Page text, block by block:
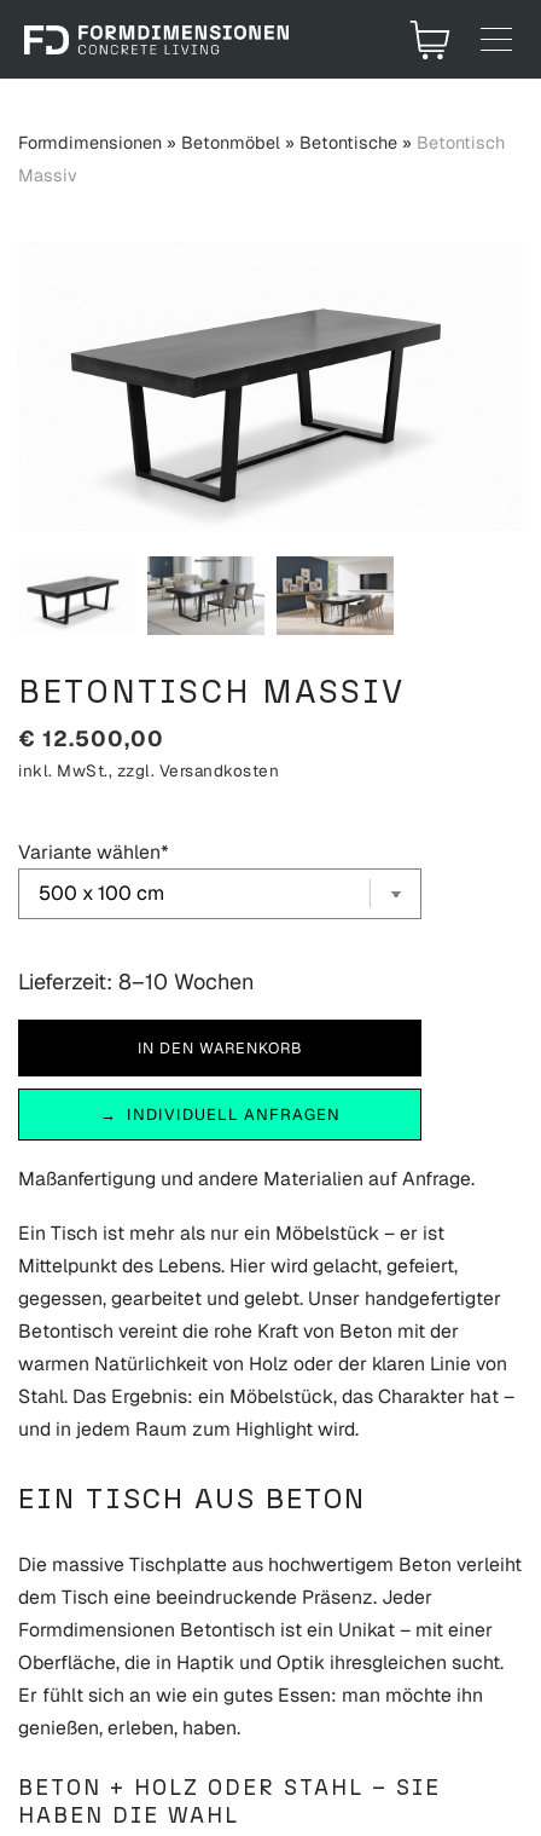
Formdimensionen » Betonmöbel » Betontische » Betontisch
Massiv
BETONTISCH MASSIV
€ 12.500,00
inkl. MwSt., zzgl. Versandkosten
Variante wählen*
Lieferzeit: 8–10 Wochen
INDIVIDUELL ANFRAGEN
Maßanfertigung und andere Materialien auf Anfrage.
Ein Tisch ist mehr als nur ein Möbelstück – er ist
Mittelpunkt des Lebens. Hier wird gelacht, gefeiert,
gegessen, gearbeitet und gelebt. Unser handgefertigter
Betontisch vereint die rohe Kraft von Beton mit der
warmen Natürlichkeit von Holz oder der klaren Linie von
Stahl. Das Ergebnis: ein Möbelstück, das Charakter hat –
und in jedem Raum zum Highlight wird.
EIN TISCH AUS BETON
Die massive Tischplatte aus hochwertigem Beton verleiht
dem Tisch eine beeindruckende Präsenz. Jeder
Formdimensionen Betontisch ist ein Unikat – mit einer
Oberfläche, die in Haptik und Optik ihresgleichen sucht.
Er fühlt sich an wie ein gutes Essen: man möchte ihn
genießen, erleben, haben.
BETON + HOLZ ODER STAHL – SIE
HABEN DIE WAHL